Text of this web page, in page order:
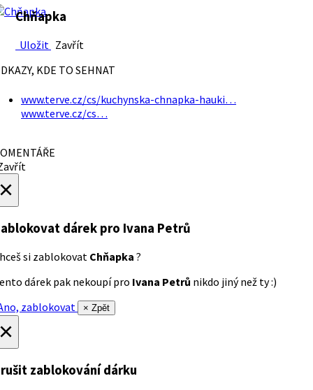
Chňapka
Uložit Zavřít
KDE TO SEHNAT
www.terve.cz/cs/kuchynska-chnapka-hauki…
www.terve.cz/cs…
dárek pro Ivana Petrů
si zablokovat Chňapka ?
dárek pak nekoupí pro Ivana Petrů nikdo jiný než ty :)
zablokovat
× Zpět
zablokování dárku